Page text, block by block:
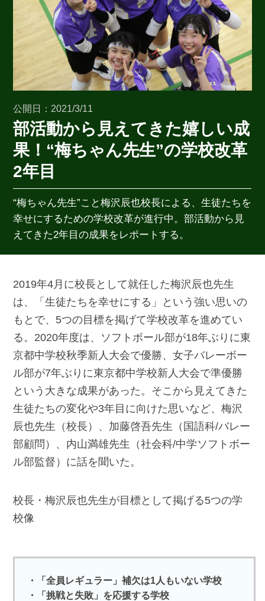
ブックマークした学校はありません
公開日：2021/3/11
部活動から見えてきた嬉しい成
果！“梅ちゃん先生”の学校改革
2年目
“梅ちゃん先生”こと梅沢辰也校長による、生徒たちを
幸せにするための学校改革が進行中。部活動から見
えてきた2年目の成果をレポートする。
2019年4月に校長として就任した梅沢辰也先生
は、「生徒たちを幸せにする」という強い思いの
もとで、5つの目標を掲げて学校改革を進めてい
る。2020年度は、ソフトボール部が18年ぶりに東
京都中学校秋季新人大会で優勝、女子バレーボー
ル部が7年ぶりに東京都中学校新人大会で準優勝
という大きな成果があった。そこから見えてきた
生徒たちの変化や3年目に向けた思いなど、梅沢
辰也先生（校長）、加藤啓吾先生（国語科/バレー
部顧問）、内山満雄先生（社会科/中学ソフトボー
ル部監督）に話を聞いた。
校長・梅沢辰也先生が目標として掲げる5つの学
校像
・「全員レギュラー」補欠は1人もいない学校
・「挑戦と失敗」を応援する学校